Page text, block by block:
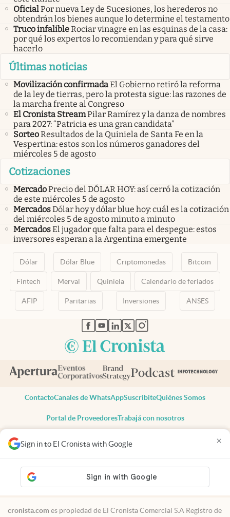
Sign in to El Cronista with Google ×
OficialPor nueva Ley de Sucesiones, los herederos no
obtendrán los bienes aunque lo determine el testamento
Truco infalibleRociar vinagre en las esquinas de la casa:
por qué los expertos lo recomiendan y para qué sirve
hacerlo
Últimas noticias
Movilización confirmadaEl Gobierno retiró la reforma
de la ley de tierras, pero la protesta sigue: las razones de
la marcha frente al Congreso
El Cronista StreamPilar Ramírez y la danza de nombres
para 2027: “Patricia es una gran candidata”
SorteoResultados de la Quiniela de Santa Fe en la
Vespertina: estos son los números ganadores del
miércoles 5 de agosto
Cotizaciones
MercadoPrecio del DÓLAR HOY: así cerró la cotización
de este miércoles 5 de agosto
MercadosDólar hoy y dólar blue hoy: cuál es la cotización
del miércoles 5 de agosto minuto a minuto
MercadosEl jugador que falta para el despegue: estos
inversores esperan a la Argentina emergente
Dólar Dólar Blue Criptomonedas Bitcoin
Fintech Merval Quiniela Calendario de feriados
AFIP Paritarias Inversiones ANSES
abre en nueva pestaña
abre en nueva pestaña
abre en nueva pestaña
abre en nueva pestaña
abre en nueva pestaña
ContactoCanales de WhatsAppSuscribiteQuiénes Somos
Portal de ProveedoresTrabajá con nosotros
Todos los derechos reservados
Privacidad
Consentimiento
Tel:+54 11 7078-3270
cronista.com es propiedad de El Cronista Comercial S.A Registro de